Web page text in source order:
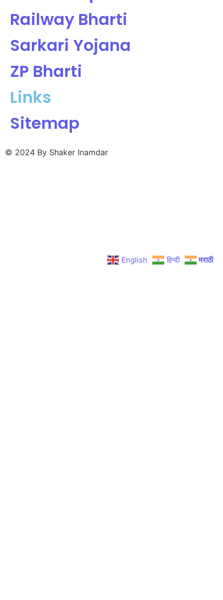
Railway Bharti
Sarkari Yojana
ZP Bharti
Links
Sitemap
© 2024 By Shaker Inamdar
English हिन्दी मराठी